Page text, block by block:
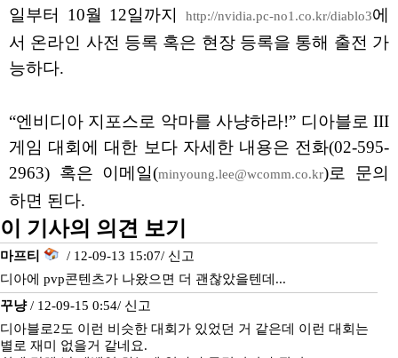
일부터 10월 12일까지
http://nvidia.pc-no1.co.kr/diablo3에
서 온라인 사전 등록 혹은 현장 등록을 통해 출전 가
능하다.
“엔비디아 지포스로 악마를 사냥하라!” 디아블로 III
게임 대회에 대한 보다 자세한 내용은 전화(02-595-
2963) 혹은 이메일(minyoung.lee@wcomm.co.kr)로 문의
하면 된다.
이 기사의 의견 보기
마프티 / 12-09-13 15:07/ 신고
디아에 pvp콘텐츠가 나왔으면 더 괜찮았을텐데...
꾸냥/ 12-09-15 0:54/ 신고
디아블로2도 이런 비슷한 대회가 있었던 거 같은데 이런 대회는
별로 재미 없을거 같네요.